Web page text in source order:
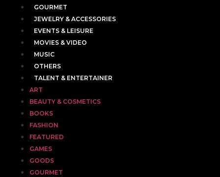
GOURMET
JEWELRY & ACCESSORIES
EVENTS & LEISURE
MOVIES & VIDEO
MUSIC
OTHERS
TALENT & ENTERTAINER
ART
BEAUTY & COSMETICS
BOOKS
FASHION
FEATURED
GAMES
GOODS
GOURMET